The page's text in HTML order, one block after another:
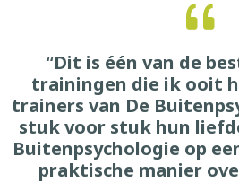
“Dit is één van de
trainingen die ik ooit
trainers van De
stuk voor stuk hun
Buitenpsychologie op
praktische manier